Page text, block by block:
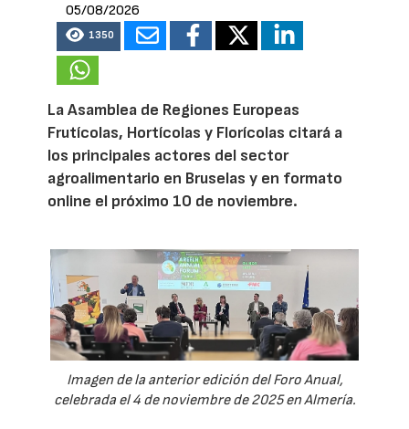
05/08/2026
1350
La Asamblea de Regiones Europeas
Frutícolas, Hortícolas y Florícolas citará a
los principales actores del sector
agroalimentario en Bruselas y en formato
online el próximo 10 de noviembre.
Imagen de la anterior edición del Foro Anual,
celebrada el 4 de noviembre de 2025 en Almería.